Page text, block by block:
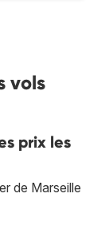
vols
prix les
de Marseille